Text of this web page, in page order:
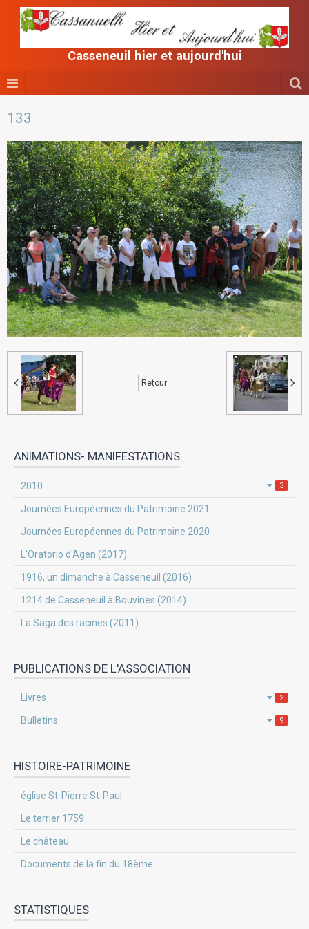
Casseneuil hier et aujourd'hui
133
Retour
ANIMATIONS- MANIFESTATIONS
2010 3
Journées Européennes du Patrimoine 2021
Journées Européennes du Patrimoine 2020
L'Oratorio d'Agen (2017)
1916, un dimanche à Casseneuil (2016)
1214 de Casseneuil à Bouvines (2014)
La Saga des racines (2011)
PUBLICATIONS DE L'ASSOCIATION
Livres 2
Bulletins 9
HISTOIRE-PATRIMOINE
église St-Pierre St-Paul
Le terrier 1759
Le château
Documents de la fin du 18ème
STATISTIQUES